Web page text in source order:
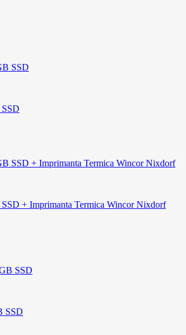
+ Imprimanta Termica Wincor Nixdorf
SSD